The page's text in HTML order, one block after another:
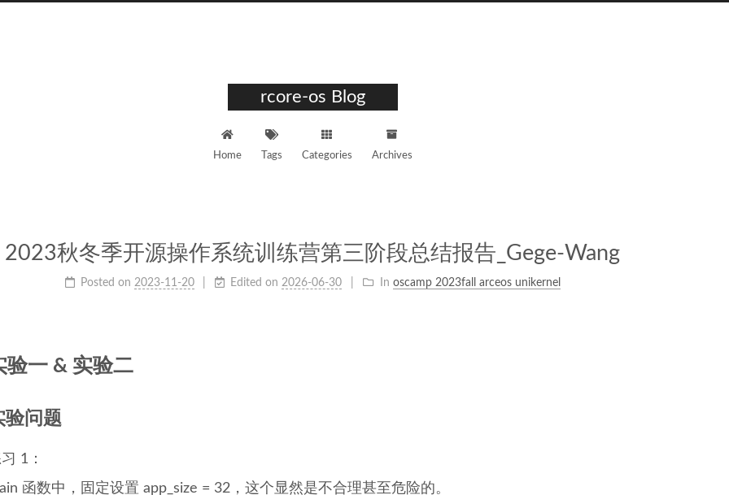
rcore-os Blog
Home Tags Categories Archives
2023秋冬季开源操作系统训练营第三阶段总结报告_Gege-Wang
Posted on 2023-11-20 Edited on 2026-06-30 In oscamp 2023fall arceos unikernel
验一 & 实验二
验问题
1：
函数中，固定设置 app_size = 32，这个显然是不合理甚至危险的。